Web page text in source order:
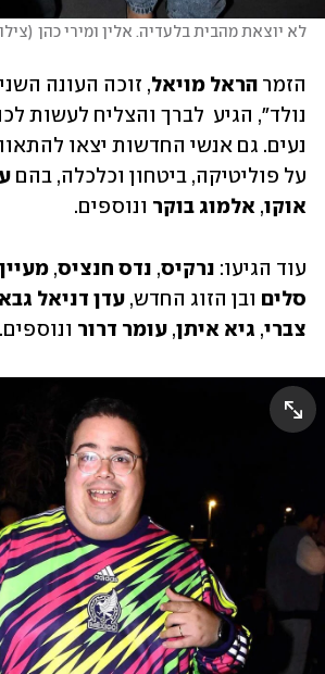
לא יוצאת מהבית בלעדיה. אלין ומירי כהן (
הזמר הראל מויאל
על פוליטיקה, ביטחון וכלכלה, בהם
אוקו, אלמוג בוקר ונוספים.
עוד הגיעו: נרקיס, נדס חנציס,
סלים ובן הזוג החדש, עדן דניאל
צברי, גיא איתן, עומר דרור ונוספים.